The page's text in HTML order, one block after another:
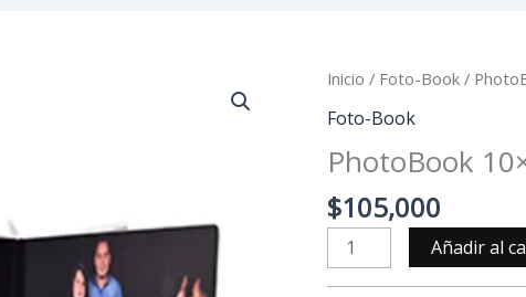
Inicio / Foto-Book /
Foto-Book
PhotoBook
$105,000
PhotoBook
10x15
Añadir al